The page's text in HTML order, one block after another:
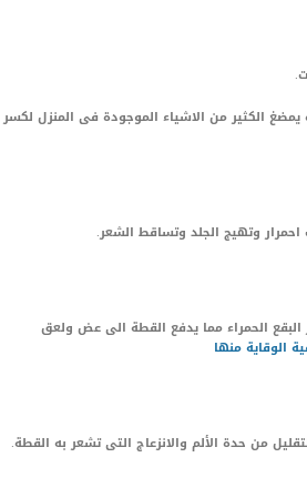
الكثير من الاشياء الموجودة فى المنزل لكسر
وتهيج الجلد وتساقط الشعر.
الحمراء مما يدفع القطة الى عض ولعق
الوقاية منها
من حدة الألم والانزعاج التى تشعر به القطة.